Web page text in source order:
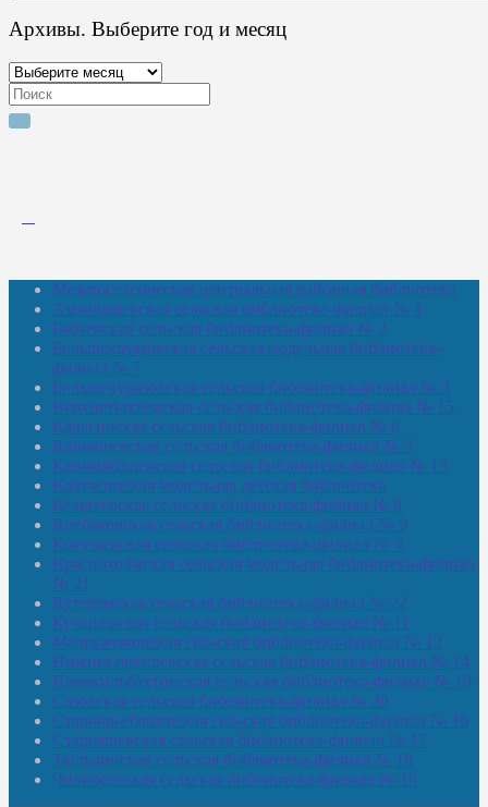
Архивы. Выберите год и месяц
Архивы.
Выберите
год
и
Search
for:
Межпоселенческая центральная районная библиотека
Амзибашевская сельская библиотека-филиал № 1
Бабаевская сельская библиотека-филиал № 2
Большекачаковская сельская модельная библиотека-
филиал № 7
Большекуразовская сельская библиотека-филиал № 3
Верхнетыхтемская сельская библиотека-филиал № 15
Калегинская сельская библиотека-филиал № 6
Калмашевская сельская библиотека-филиал № 5
Калмиябашевская сельская библиотека-филиал № 13
Калтасинская модельная детская библиотека
Кельтеевская сельская библиотека-филиал № 8
Киебаковская сельская библиотека-филиал № 9
Кокушевская сельская библиотека-филиал № 4
Краснохолмская сельская модельная библиотека-филиал
№ 21
Кутеремская сельская библиотека-филиал № 22
Кучашевская сельская библиотека-филиал № 11
Малокачаковская сельская библиотека-филиал № 12
Нижнекачмашевская сельская библиотека-филиал № 14
Новокильбахтинская сельская библиотека-филиал № 19
Сазовская сельская библиотека-филиал № 20
Староорьебашевская сельская библиотека-филиал № 16
Старояшевская сельская библиотека-филиал № 17
Тюльдинская сельская библиотека-филиал № 18
Чилибеевская сельская библиотека-филиал № 10